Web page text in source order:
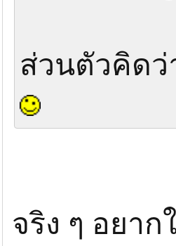
ส่วนตัวคิดว่
จริง ๆ อยา